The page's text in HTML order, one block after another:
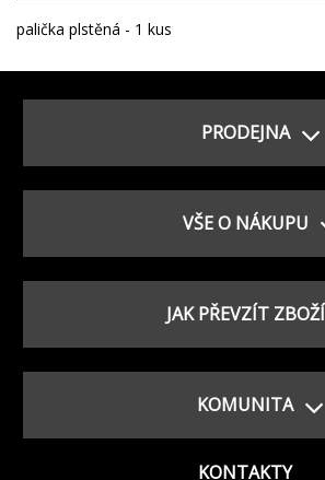
palička plstěná - 1 kus
PRODEJNA
VŠE O NÁKUPU
JAK PŘEVZÍT ZBOŽÍ
KOMUNITA
KONTAKTY